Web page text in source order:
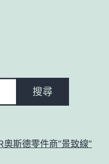
搜尋
斯德零件商“景致線”